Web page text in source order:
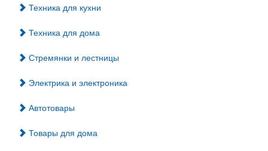
Техника для кухни
Техника для дома
Стремянки и лестницы
Электрика и электроника
Автотовары
Товары для дома